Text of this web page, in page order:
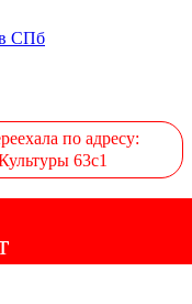
СПб
по адресу:
63с1